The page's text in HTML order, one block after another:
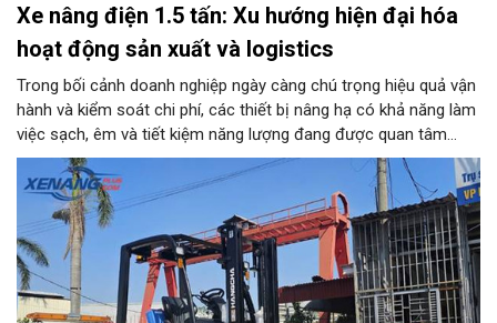
Xe nâng điện 1.5 tấn: Xu hướng hiện đại hóa
hoạt động sản xuất và logistics
Trong bối cảnh doanh nghiệp ngày càng chú trọng hiệu quả vận
hành và kiểm soát chi phí, các thiết bị nâng hạ có khả năng làm
việc sạch, êm và tiết kiệm năng lượng đang được quan tâm
nhiều. Xe nâng điện 1.5 tấn là một trong những lựa chọn phù
hợp với nhiều kho bãi, nhà xưởng và cơ sở sản xuất nhờ tải
trọng đáp ứng các loại hàng hóa phổ biến, đồng thời có khả
năng vận hành linh hoạt trong nhiều môi trường.